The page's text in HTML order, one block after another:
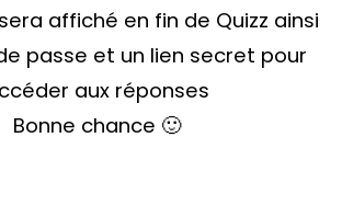
affiché en fin de Quizz ainsi
passe et un lien secret pour
aux réponses
Bonne chance 🙂